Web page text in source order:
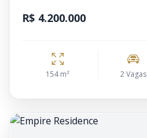
R$ 4.200.000
154 m² 2 Vagas